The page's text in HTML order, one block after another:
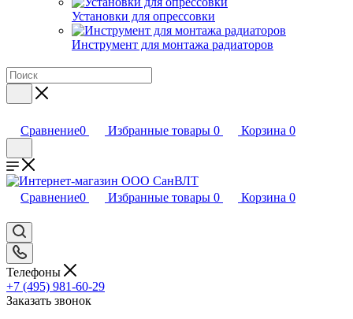
Установки для опрессовки
Инструмент для монтажа радиаторов
Сравнение0 Избранные товары 0 Корзина 0
Сравнение0 Избранные товары 0 Корзина 0
Телефоны
+7 (495) 981-60-29
Заказать звонок